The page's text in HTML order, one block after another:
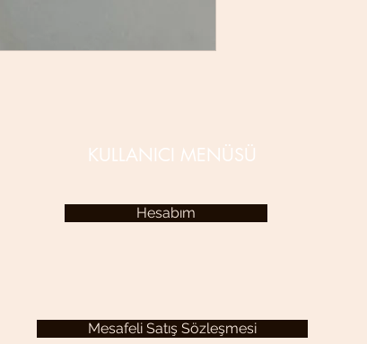
KULLANICI MENÜSÜ
Hesabım
Mesafeli Satış Sözleşmesi